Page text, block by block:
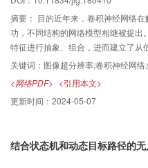
方法，以精确度、平均中心误差、实
保证实时性的同时，本文算法在
等多个数据集上均表现出了更好的追
于多特征融合的尺度自适应跟踪器
关滤波的追踪框架在进行目标的外观
性。
摘要： 目的近年来，卷积神经网络
功，不同结构的网络模型相继被提出
特征进行抽象、组合，进而建立了
像的有效非线性映射。在该过程中，
各层抽象特征，都对像素间相关性
像的性能。而目前典型的超分辨率网
convolutional neural network）、
for super-resolution）、LapSRN（
多阶特征的图像超分辨率算法：该模
关键词： 图像超分辨率;卷积神经网
<网络PDF> <引用本文>
更新时间： 2024-05-07
结合状态机和动态目标路径的